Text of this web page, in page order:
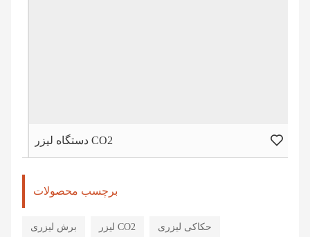
دستگاه لیزر CO2
برچسب محصولات
برش لیزری لیزر CO2 حکاکی لیزری